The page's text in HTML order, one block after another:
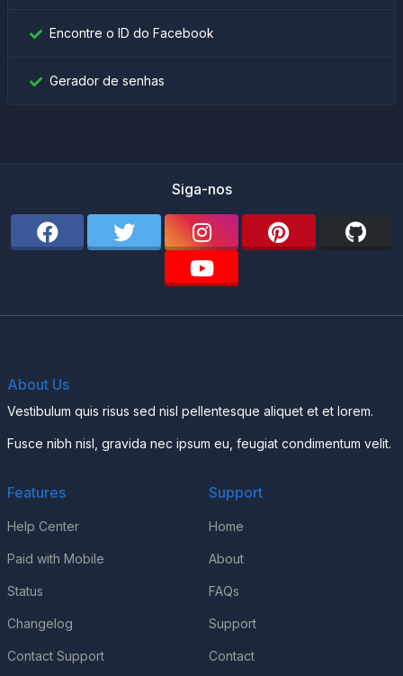
Encontre o ID do Facebook
Gerador de senhas
Siga-nos
About Us
Vestibulum quis risus sed nisl pellentesque aliquet et et lorem.
Fusce nibh nisl, gravida nec ipsum eu, feugiat condimentum velit.
Features
Help Center
Paid with Mobile
Status
Changelog
Contact Support
Support
Home
About
FAQs
Support
Contact